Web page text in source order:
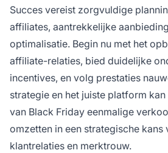
Succes vereist zorgvuldige
affiliates, aantrekkelijke
optimalisatie. Begin nu met het
affiliate-relaties, bied duidelijke
incentives, en volg prestaties
strategie en het juiste platform
van Black Friday eenmalige
omzetten in een strategische
klantrelaties en merktrouw.